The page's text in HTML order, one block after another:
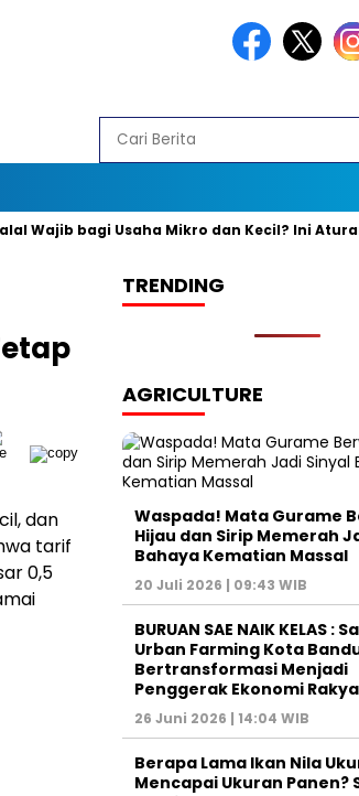
bagi Usaha Mikro dan Kecil? Ini Aturan dan
dan
tarif
0,5
TRENDING
AGRICULTURE
Waspada! Mata Gurame
Hijau dan Sirip Memerah
Bahaya Kematian Massal
20 Juli 2026 | 09:43 WIB
BURUAN SAE NAIK KELAS :
Urban Farming Kota
Bertransformasi Menjadi
Penggerak Ekonomi
26 Juni 2026 | 14:04 WIB
Berapa Lama Ikan Nila
Mencapai Ukuran Panen?